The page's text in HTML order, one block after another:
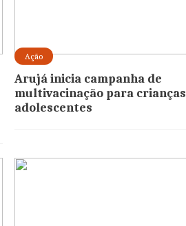
Ação
Arujá inicia campanha de
multivacinação para
adolescentes